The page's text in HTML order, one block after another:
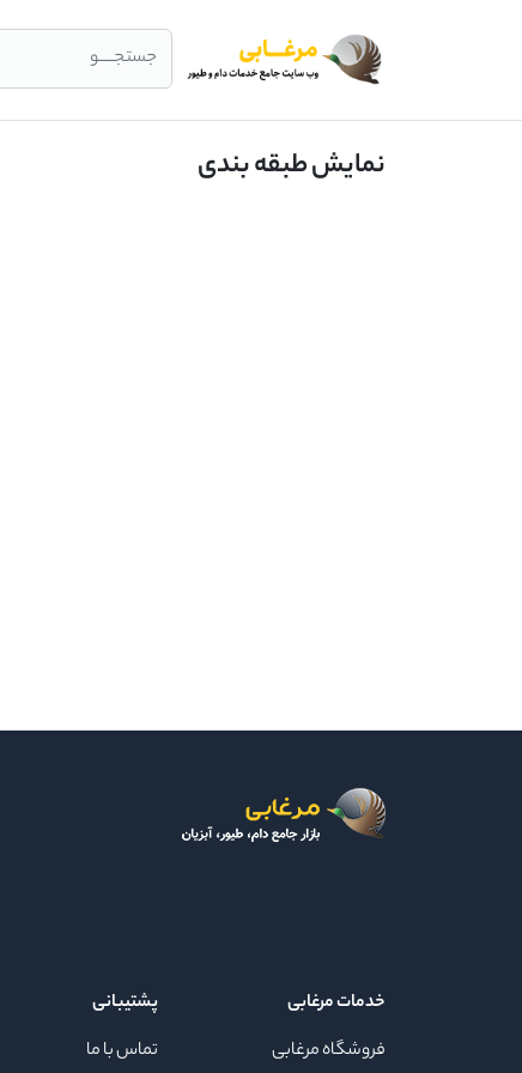
جستجــــو
نمایش طبقه بندی
خدمات مرغابی
فروشگاه مرغابی
پشتیبانی
تماس با ما